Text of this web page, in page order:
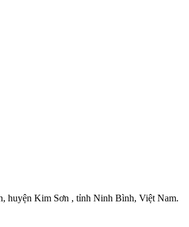
huyện Kim Sơn , tỉnh Ninh Bình, Việt Nam.